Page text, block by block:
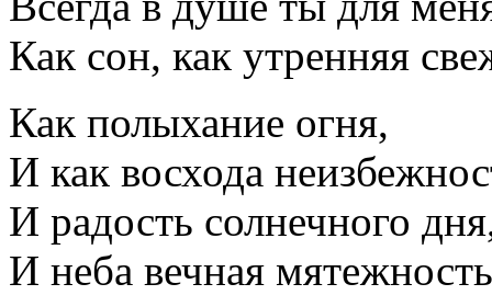
Как сон, как утренняя
Как полыхание огня,
И как восхода
И радость солнечного
И неба вечная